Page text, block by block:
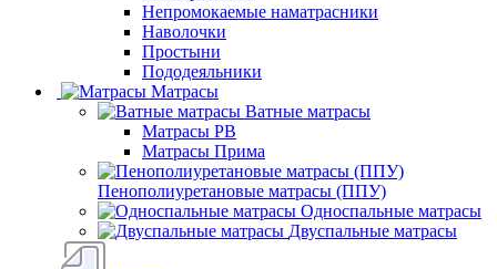
Непромокаемые наматрасники
Наволочки
Простыни
Пододеяльники
Матрасы
Ватные матрасы
Матрасы РВ
Матрасы Прима
Пенополиуретановые матрасы (ППУ)
Односпальные матрасы
Двуспальные матрасы